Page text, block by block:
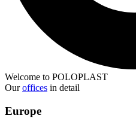
Welcome to POLOPLAST
Ouroffices in detail
Europe